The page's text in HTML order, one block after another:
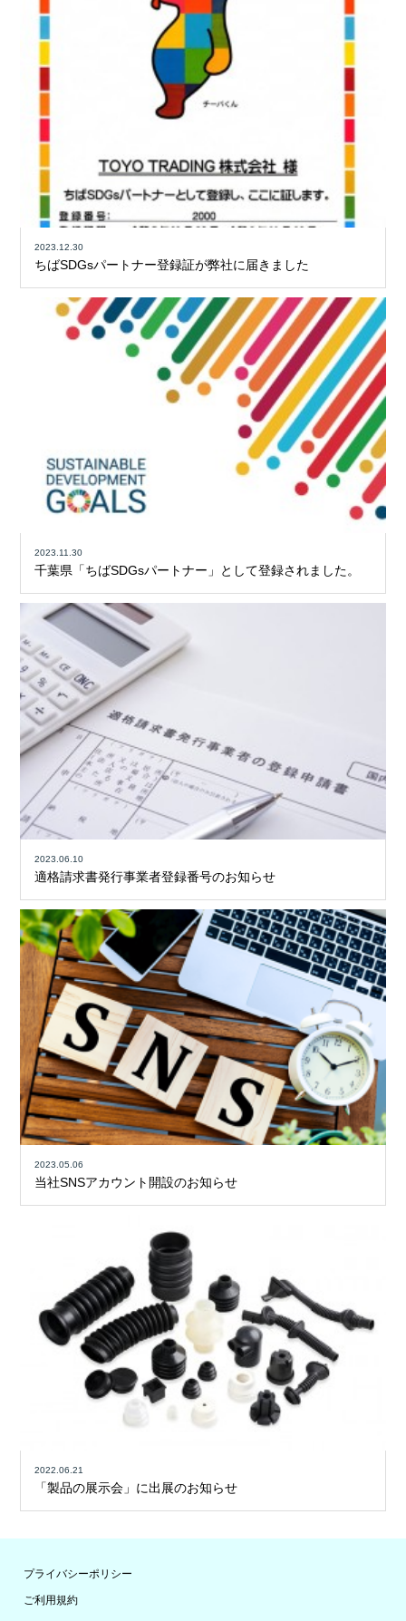
2023.12.30
ちばSDGsパートナー登録証が弊社に届きました
2023.11.30
千葉県「ちばSDGsパートナー」として登録されました。
2023.06.10
適格請求書発行事業者登録番号のお知らせ
2023.05.06
当社SNSアカウント開設のお知らせ
2022.06.21
「製品の展示会」に出展のお知らせ
プライバシーポリシー
ご利用規約